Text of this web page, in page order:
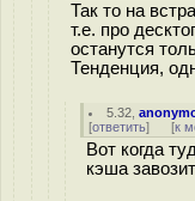
Так то на
т.е. про
останутся
Тенденция,
5.32 ,
[ответить] [к
Вот когда
кэша